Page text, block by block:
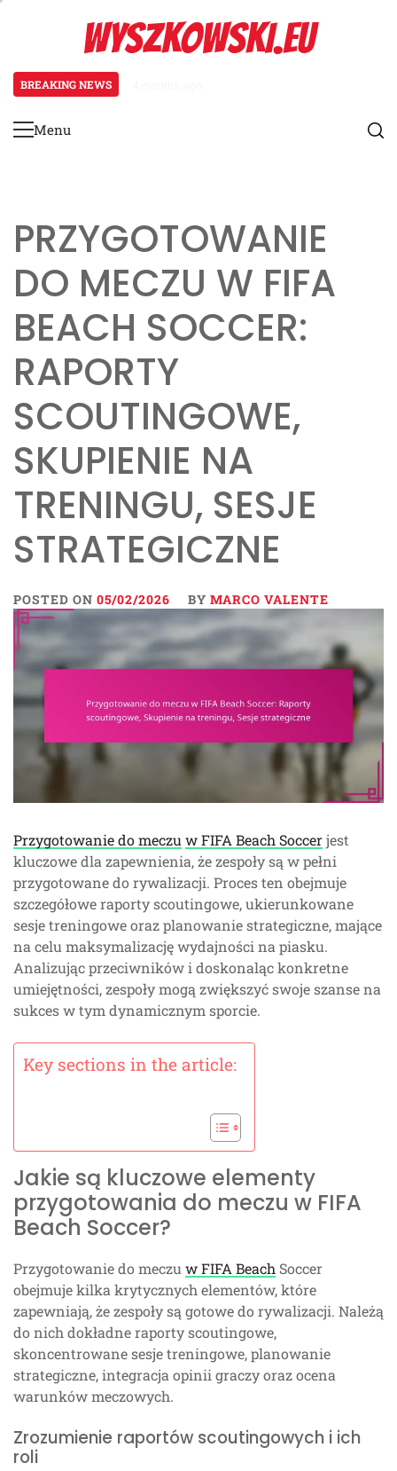
WYSZKOWSKI.EU
BREAKING NEWS
Primary
Menu
PRZYGOTOWANIE
DO MECZU W FIFA
BEACH SOCCER:
RAPORTY
SCOUTINGOWE,
SKUPIENIE NA
TRENINGU, SESJE
STRATEGICZNE
POSTED ON 05/02/2026 BY MARCO VALENTE
Przygotowanie do meczuw FIFA Beach Soccerjest
kluczowe dla zapewnienia, że zespoły są w pełni
przygotowane do rywalizacji. Proces ten obejmuje
szczegółowe raporty scoutingowe, ukierunkowane
sesje treningowe oraz planowanie strategiczne, mające
na celu maksymalizację wydajności na piasku.
Analizując przeciwników i doskonaląc konkretne
umiejętności, zespoły mogą zwiększyć swoje szanse na
sukces w tym dynamicznym sporcie.
Key sections in the article:
Jakie są kluczowe elementy
przygotowania do meczu w FIFA
Beach Soccer?
Przygotowanie do meczuw FIFA Beach Soccer
obejmuje kilka krytycznych elementów, które
zapewniają, że zespoły są gotowe do rywalizacji. Należą
do nich dokładne raporty scoutingowe,
skoncentrowane sesje treningowe, planowanie
strategiczne, integracja opinii graczy oraz ocena
warunków meczowych.
Zrozumienie raportów scoutingowych i ich
roli